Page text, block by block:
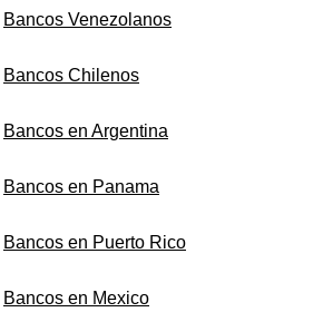
Bancos Venezolanos
Bancos Chilenos
Bancos en Argentina
Bancos en Panama
Bancos en Puerto Rico
Bancos en Mexico